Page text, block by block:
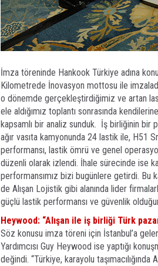
İmza töreninde Hankook Türkiye adına
Kilometrede İnovasyon mottosu ile
o dönemde gerçekleştirdiğimiz ve artan
ele aldığımız toplantı sonrasında
kapsamlı bir analiz sunduk. İş birliğinin bir
ağır vasıta kamyonunda 24 lastik ile, H51
performansı, lastik ömrü ve genel
düzenli olarak izlendi. İhale sürecinde ise
performansımız bizi bugünlere getirdi. Bu
de Alışan Lojistik gibi alanında lider
güçlü lastik performansı ve güvenlik
Heywood: “Alışan ile iş birliği Türk
Söz konusu imza töreni için İstanbul’a
Yardımcısı Guy Heywood ise yaptığı
değindi. “Türkiye, karayolu